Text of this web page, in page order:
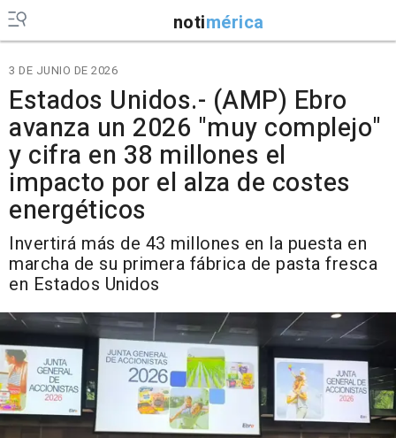
notimérica
3 DE JUNIO DE 2026
Estados Unidos.- (AMP) Ebro
avanza un 2026 "muy complejo"
y cifra en 38 millones el
impacto por el alza de costes
energéticos
Invertirá más de 43 millones en la puesta en
marcha de su primera fábrica de pasta fresca
en Estados Unidos